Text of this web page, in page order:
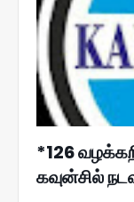
*126
கவுன்சில்